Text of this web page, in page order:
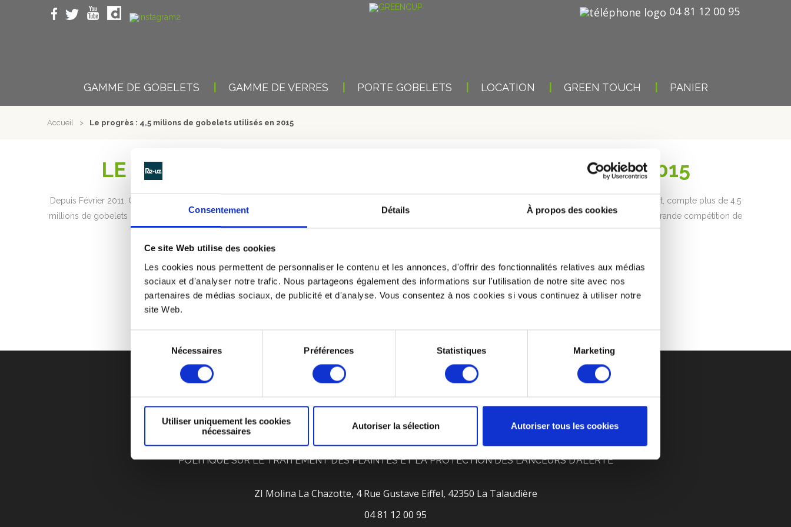
Consentement Détails À propos des cookies
Ce site Web utilise des cookies
Les cookies nous permettent de personnaliser le contenu et les annonces, d'offrir des fonctionnalités relatives aux médias
sociaux et d'analyser notre trafic. Nous partageons également des informations sur l'utilisation de notre site avec nos
partenaires de médias sociaux, de publicité et d'analyse. Vous consentez à nos cookies si vous continuez à utiliser notre
site Web.
du
consentement
Nécessaires Préférences Statistiques Marketing
Utiliser uniquement les cookies
nécessaires
Autoriser la sélection Autoriser tous les cookies
04 81 12 00 95
GAMME DE GOBELETS GAMME DE VERRES PORTE GOBELETS LOCATION GREEN TOUCH PANIER
Accueil > Le progrès : 4,5 milions de gobelets utilisés en 2015
LE PROGRÈS : 4,5 MILIONS DE GOBELETS UTILISÉS EN 2015
Depuis Février 2011, Greencup, entreprise spécialisée dans la commercialisation de gobelets réutilisables et personnalisables fabriqués en France exclusivement, compte plus de 4,5
millions de gobelets utilisés en 2015 lors d’événements de tout genre. Choisie par l’UEFA, elle fournira les stades de Saint-Etienne, Lyon, Lens et Lille lors de la grande compétition de
l’Euro 2016.
CYCLE DE VIE D’UN GOBELET RÉUTLISABLE
POLITIQUE SUR LE TRAITEMENT DES PLAINTES ET LA PROTECTION DES LANCEURS D’ALERTE
ZI Molina La Chazotte, 4 Rue Gustave Eiffel, 42350 La Talaudière
04 81 12 00 95